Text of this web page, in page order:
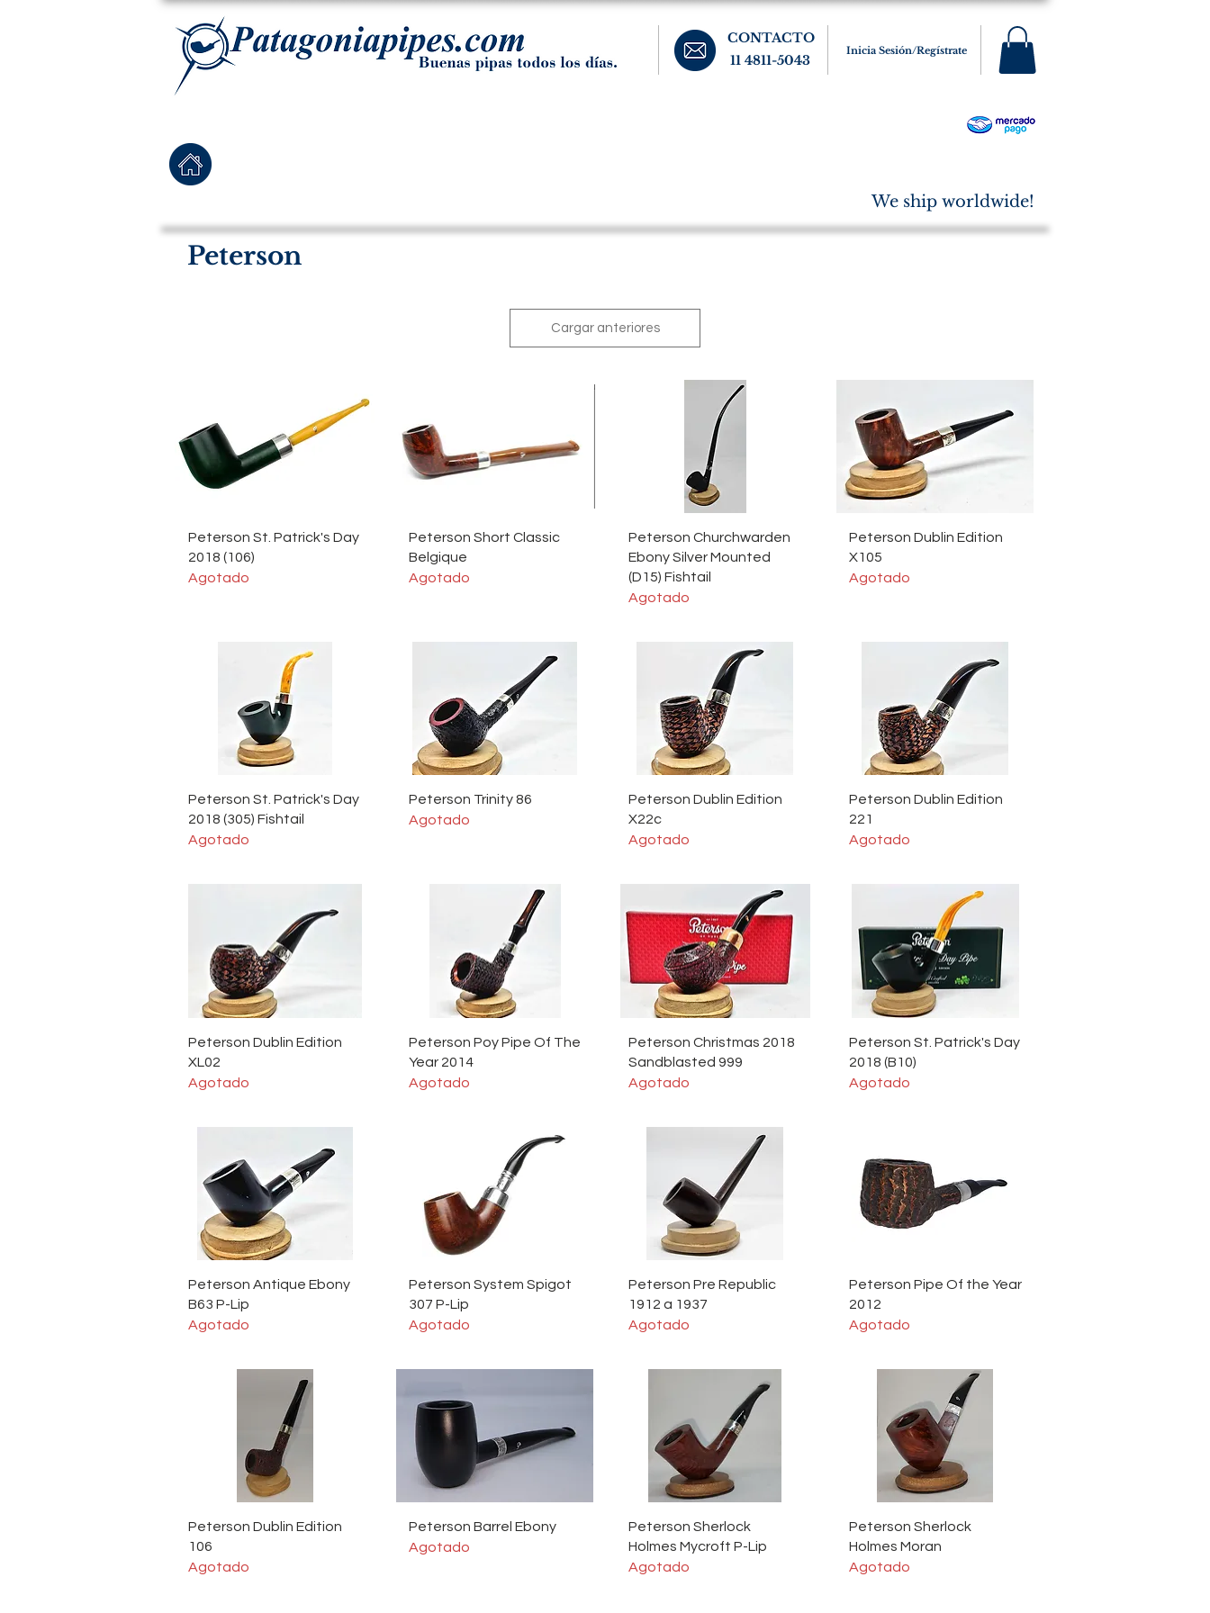
CONTACTO
11 4811-5043
Inicia Sesión/Regístrate
We ship worldwide!
Peterson
Cargar anteriores
Vista rápida
Peterson St. Patrick's Day
2018 (106)
Agotado
Vista rápida
Peterson Short Classic
Belgique
Agotado
Vista rápida
Peterson Churchwarden
Ebony Silver Mounted
(D15) Fishtail
Agotado
Vista rápida
Peterson Dublin Edition
X105
Agotado
Vista rápida
Peterson St. Patrick's Day
2018 (305) Fishtail
Agotado
Vista rápida
Peterson Trinity 86
Agotado
Vista rápida
Peterson Dublin Edition
X22c
Agotado
Vista rápida
Peterson Dublin Edition
221
Agotado
Vista rápida
Peterson Dublin Edition
XL02
Agotado
Vista rápida
Peterson Poy Pipe Of The
Year 2014
Agotado
Vista rápida
Peterson Christmas 2018
Sandblasted 999
Agotado
Vista rápida
Peterson St. Patrick's Day
2018 (B10)
Agotado
Vista rápida
Peterson Antique Ebony
B63 P-Lip
Agotado
Vista rápida
Peterson System Spigot
307 P-Lip
Agotado
Vista rápida
Peterson Pre Republic
1912 a 1937
Agotado
Vista rápida
Peterson Pipe Of the Year
2012
Agotado
Vista rápida
Peterson Dublin Edition
106
Agotado
Vista rápida
Peterson Barrel Ebony
Agotado
Vista rápida
Peterson Sherlock
Holmes Mycroft P-Lip
Agotado
Vista rápida
Peterson Sherlock
Holmes Moran
Agotado